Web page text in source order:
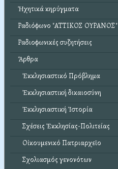
Ἠχητικά κηρύγματα
Ραδιόφωνο "ΑΤΤΙΚΟΣ ΟΥΡΑΝΟΣ"
Ραδιοφωνικές συζητήσεις
Ἄρθρα
Ἐκκλησιαστικό Πρόβλημα
Ἐκκλησιαστική δικαιοσύνη
Ἐκκλησιαστική Ἱστορία
Σχέσεις Ἐκκλησίας-Πολιτείας
Οἰκουμενικό Πατριαρχεῖο
Σχολιασμός γενονότων